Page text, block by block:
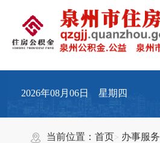
2026年08月06日 星期四
当前位置：首页 办事服务